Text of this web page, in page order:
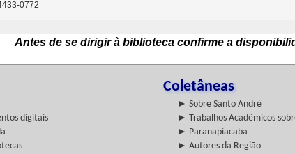
0772
Antes de se dirigir à biblioteca confirme a
Coletâneas
► Sobre Santo André
digitais
► Trabalhos Acadêmicos
► Paranapiacaba
► Autores da Região